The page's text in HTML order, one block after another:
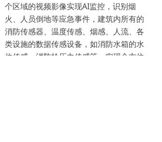
个区域的视频影像实现AI监控，识别烟
火、人员倒地等应急事件，建筑内所有的
消防传感器、温度传感、烟感、人流、各
类设施的数据传感设备，如消防水箱的水
位传感、消防栓压力传感等，实现全方位